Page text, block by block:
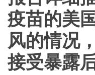
疫苗的美
风的情况
接受暴露